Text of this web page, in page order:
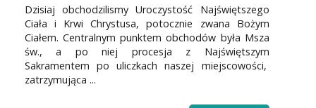
Dzisiaj obchodzilismy Uroczystość Najświętszego
Ciała i Krwi Chrystusa, potocznie zwana Bożym
Ciałem. Centralnym punktem obchodów była Msza
św., a po niej procesja z Najświętszym
Sakramentem po uliczkach naszej miejscowości,
zatrzymująca ...